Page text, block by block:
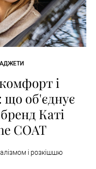
і
що об'єднує
Каті
COAT
і розкішшю